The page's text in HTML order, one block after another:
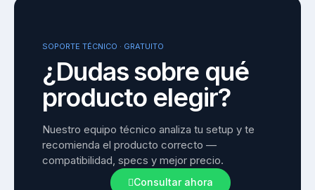
SOPORTE TÉCNICO · GRATUITO
¿Dudas sobre qué
producto elegir?
Nuestro equipo técnico analiza tu setup y te
recomienda el producto correcto —
compatibilidad, specs y mejor precio.
Consultar ahora